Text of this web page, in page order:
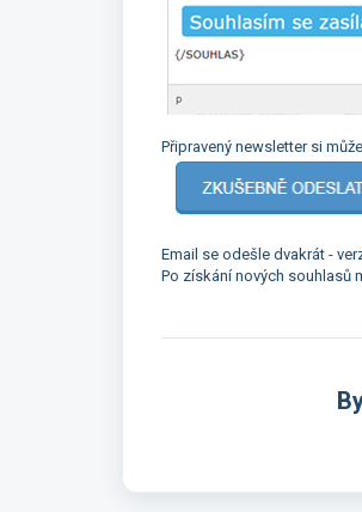
Připravený newsletter si
Email se odešle dvakrát -
Po získání nových souhlasů